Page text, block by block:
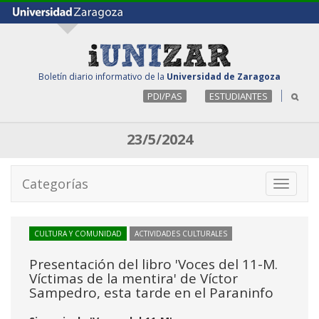
Boletín diario informativo de la Universidad de Zaragoza
PDI/PAS ESTUDIANTES
23/5/2024
Toggle
Categorías
CULTURA Y COMUNIDAD ACTIVIDADES CULTURALES
Presentación del libro 'Voces del 11-M.
Víctimas de la mentira' de Víctor
Sampedro, esta tarde en el Paraninfo